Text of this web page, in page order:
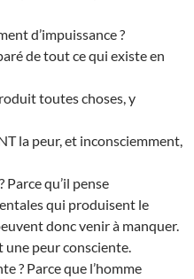
d’impuissance ?
de tout ce qui existe en
toutes choses, y
la peur, et inconsciemment,
qu’il pense
qui produisent le
donc venir à manquer.
peur consciente.
? Parce que l’homme